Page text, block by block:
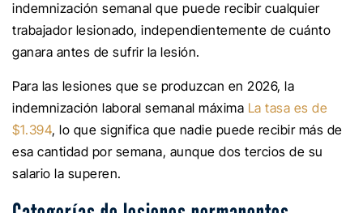
indemnización semanal que puede recibir cualquier
trabajador lesionado, independientemente de cuánto
ganara antes de sufrir la lesión.
Para las lesiones que se produzcan en 2026, la
indemnización laboral semanal máxima La tasa es de
$1.394, lo que significa que nadie puede recibir más de
esa cantidad por semana, aunque dos tercios de su
salario la superen.